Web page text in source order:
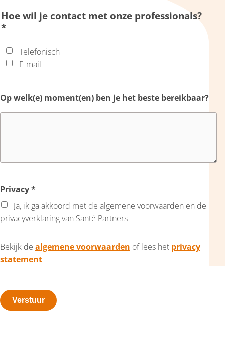
Hoe wil je contact met onze professionals?
*
Telefonisch
E-mail
Op welk(e) moment(en) ben je het beste bereikbaar?
Privacy*
Ja, ik ga akkoord met de algemene voorwaarden en de
privacyverklaring van Santé Partners
Bekijk de algemene voorwaarden of lees het privacy
statement